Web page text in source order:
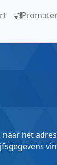
naar het